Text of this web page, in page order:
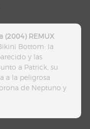
(2004) REMUX
Bottom: la
y las
a Patrick, su
a la peligrosa
de Neptuno y